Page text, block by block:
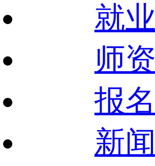
就业
师资
报名
新闻